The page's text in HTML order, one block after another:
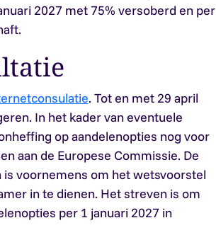
2027 met 75% versoberd en per
. Tot en met 29 april
In het kader van eventuele
op aandelenopties nog voor
aan de Europese Commissie. De
voornemens om het wetsvoorstel
in te dienen. Het streven is om
per 1 januari 2027 in